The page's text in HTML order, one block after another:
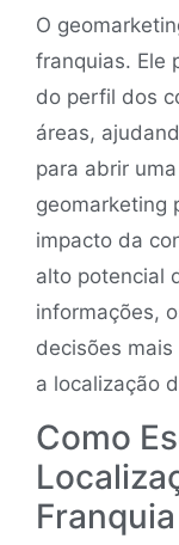
O
franquias. Ele
do perfil dos
áreas,
para abrir
geomarketing
impacto da
alto potencial
informações,
decisões
a localização
Como
Franquia